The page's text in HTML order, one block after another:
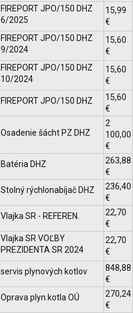
FIREPORT JPO/150 DHZ
6/2025
15,99
€
FIREPORT JPO/150 DHZ
9/2024
15,60
€
FIREPORT JPO/150 DHZ
10/2024
15,60
€
FIREPORT JPO/150 DHZ
15,60
€
Osadenie šácht PZ DHZ
2
100,00
€
Batéria DHZ
263,88
€
Stolný rýchlonabíjač DHZ
236,40
€
Vlajka SR - REFEREN.
22,70
€
Vlajka SR VOĽBY
PREZIDENTA SR 2024
22,70
€
servis plynových kotlov
848,88
€
Oprava plyn.kotla OÚ
270,24
€